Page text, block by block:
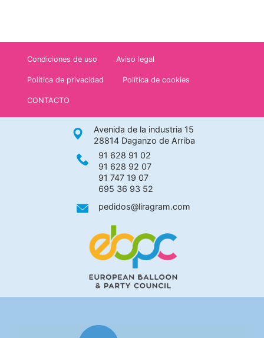
Condiciones de uso Aviso legal
Política de privacidad Política de cookies
CONTACTO
Avenida de la industria 15
28814 Daganzo de Arriba
91 628 91 02
91 628 92 07
91 747 19 07
695 36 93 52
pedidos@liragram.com